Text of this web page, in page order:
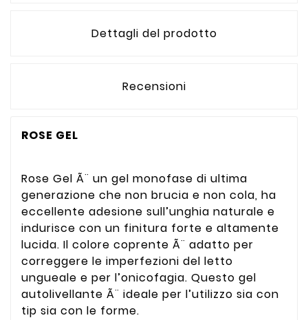
Dettagli del prodotto
Recensioni
ROSE GEL
Rose Gel Ã¨ un gel monofase di ultima
generazione che non brucia e non cola, ha
eccellente adesione sull’unghia naturale e
indurisce con un finitura forte e altamente
lucida. Il colore coprente Ã¨ adatto per
correggere le imperfezioni del letto
ungueale e per l’onicofagia. Questo gel
autolivellante Ã¨ ideale per l’utilizzo sia con
tip sia con le forme.